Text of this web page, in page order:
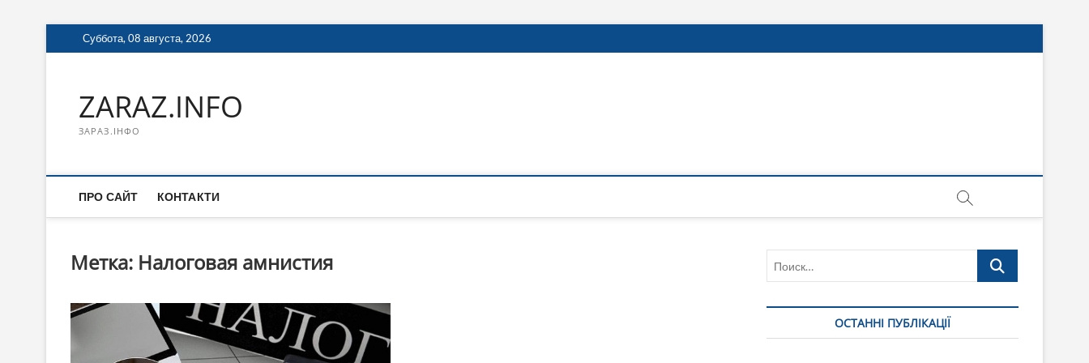
Перейти
к
Суббота, 08 августа, 2026
ZARAZ.INFO
ЗАРАЗ.ІНФО
ПРО САЙТ КОНТАКТИ
Метка: Налоговая амнистия Поиск…
ОСТАННІ ПУБЛІКАЦІЇ